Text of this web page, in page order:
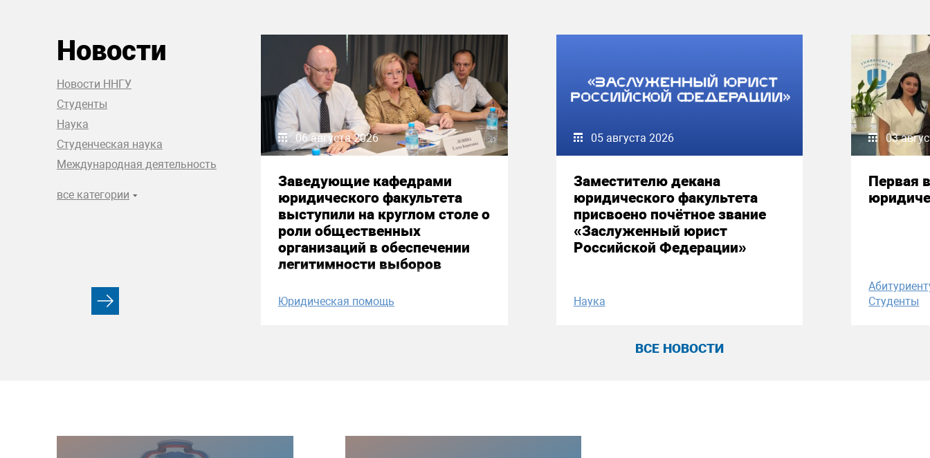
Новости
Новости ННГУ
Студенты
Наука
Студенческая наука
Международная деятельность
все категории
06 августа 2026
Заведующие кафедрами
юридического факультета
выступили на круглом столе о
роли общественных
организаций в обеспечении
легитимности выборов
Юридическая помощь
05 августа 2026
Заместителю декана
юридического факультета
присвоено почётное звание
«Заслуженный юрист
Российской Федерации»
Наука
03
Первая
Студенты
ВСЕ НОВОСТИ